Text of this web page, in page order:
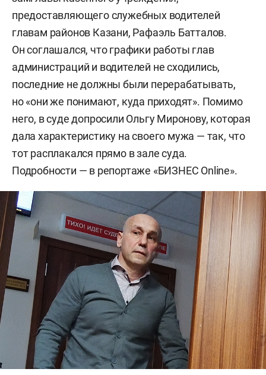
предоставляющего служебных водителей
главам районов Казани, Рафаэль Батталов.
Он соглашался, что графики работы глав
администраций и водителей не сходились,
последние не должны были перерабатывать,
но «они же понимают, куда приходят». Помимо
него, в суде допросили Ольгу Миронову, которая
дала характеристику на своего мужа — так, что
тот расплакался прямо в зале суда.
Подробности — в репортаже «БИЗНЕС Online».